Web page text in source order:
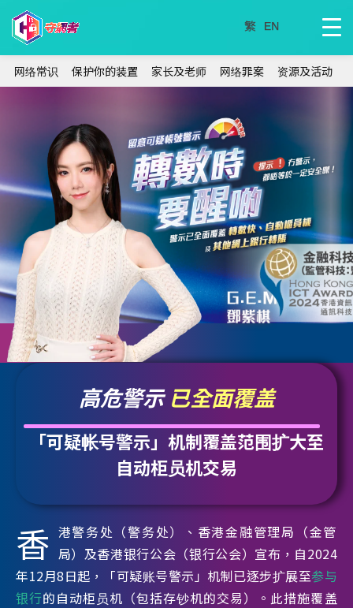
网络常识 保护你的装置 家长及老师 网络罪案 资源及活动
高危警示 已全面覆盖
「可疑帐号警示」机制覆盖范围扩大至
自动柜员机交易
香 港警务处（警务处）、香港金融管理局（金管
局）及香港银行公会（银行公会）宣布，自2024
年12月8日起，「可疑账号警示」机制已逐步扩展至参与
银行的自动柜员机（包括存钞机的交易）。此措施覆盖